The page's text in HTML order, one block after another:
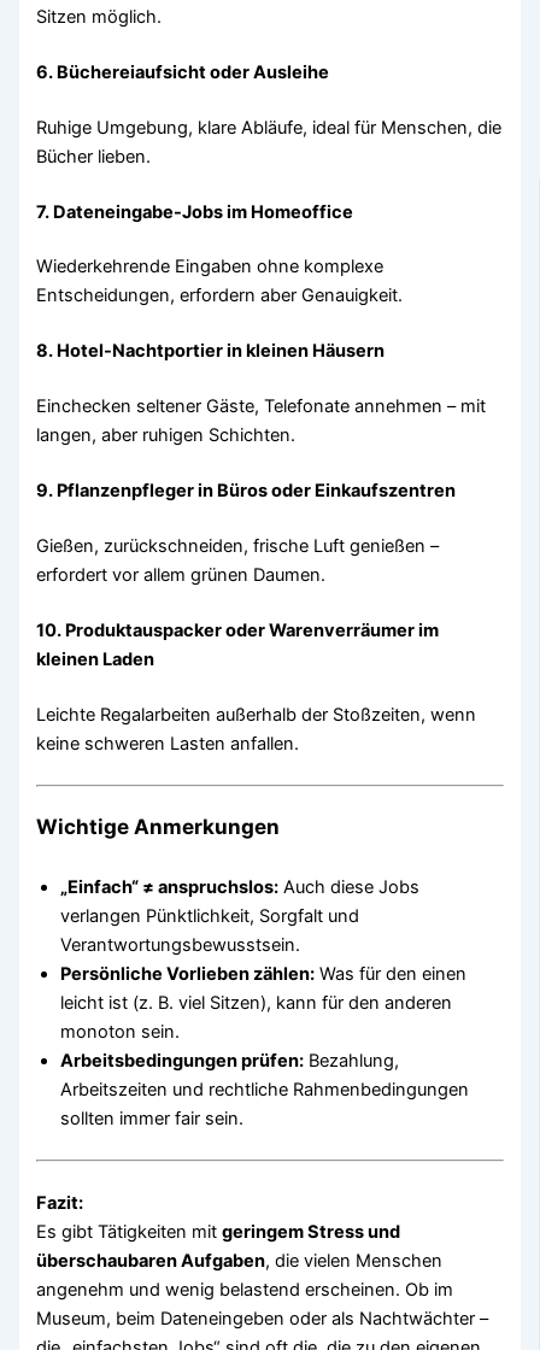
Sitzen möglich.
6. Büchereiaufsicht oder Ausleihe
Ruhige Umgebung, klare Abläufe, ideal für Menschen, die
Bücher lieben.
7. Dateneingabe-Jobs im Homeoffice
Wiederkehrende Eingaben ohne komplexe
Entscheidungen, erfordern aber Genauigkeit.
8. Hotel-Nachtportier in kleinen Häusern
Einchecken seltener Gäste, Telefonate annehmen – mit
langen, aber ruhigen Schichten.
9. Pflanzenpfleger in Büros oder Einkaufszentren
Gießen, zurückschneiden, frische Luft genießen –
erfordert vor allem grünen Daumen.
10. Produktauspacker oder Warenverräumer im
kleinen Laden
Leichte Regalarbeiten außerhalb der Stoßzeiten, wenn
keine schweren Lasten anfallen.
Wichtige Anmerkungen
„Einfach“ ≠ anspruchslos: Auch diese Jobs
verlangen Pünktlichkeit, Sorgfalt und
Verantwortungsbewusstsein.
Persönliche Vorlieben zählen: Was für den einen
leicht ist (z. B. viel Sitzen), kann für den anderen
monoton sein.
Arbeitsbedingungen prüfen: Bezahlung,
Arbeitszeiten und rechtliche Rahmenbedingungen
sollten immer fair sein.
Fazit:
Es gibt Tätigkeiten mitgeringem Stress und
überschaubaren Aufgaben, die vielen Menschen
angenehm und wenig belastend erscheinen. Ob im
Museum, beim Dateneingeben oder als Nachtwächter –